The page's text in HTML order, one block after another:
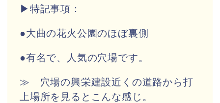
▶特記事項：
●大曲の花火公園のほぼ裏側
●有名で、人気の穴場です。
≫ 穴場の興栄建設近くの道路から打
上場所を見るとこんな感じ。